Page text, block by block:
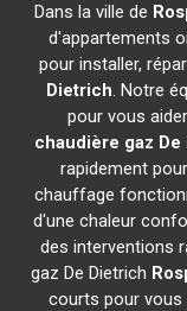
Dans la ville de
d'appartements
pour installer,
Dietrich. Notre
pour vous
chaudière gaz
rapidement
chauffage
d'une chaleur
des interventions
gaz De Dietrich
courts pour vous